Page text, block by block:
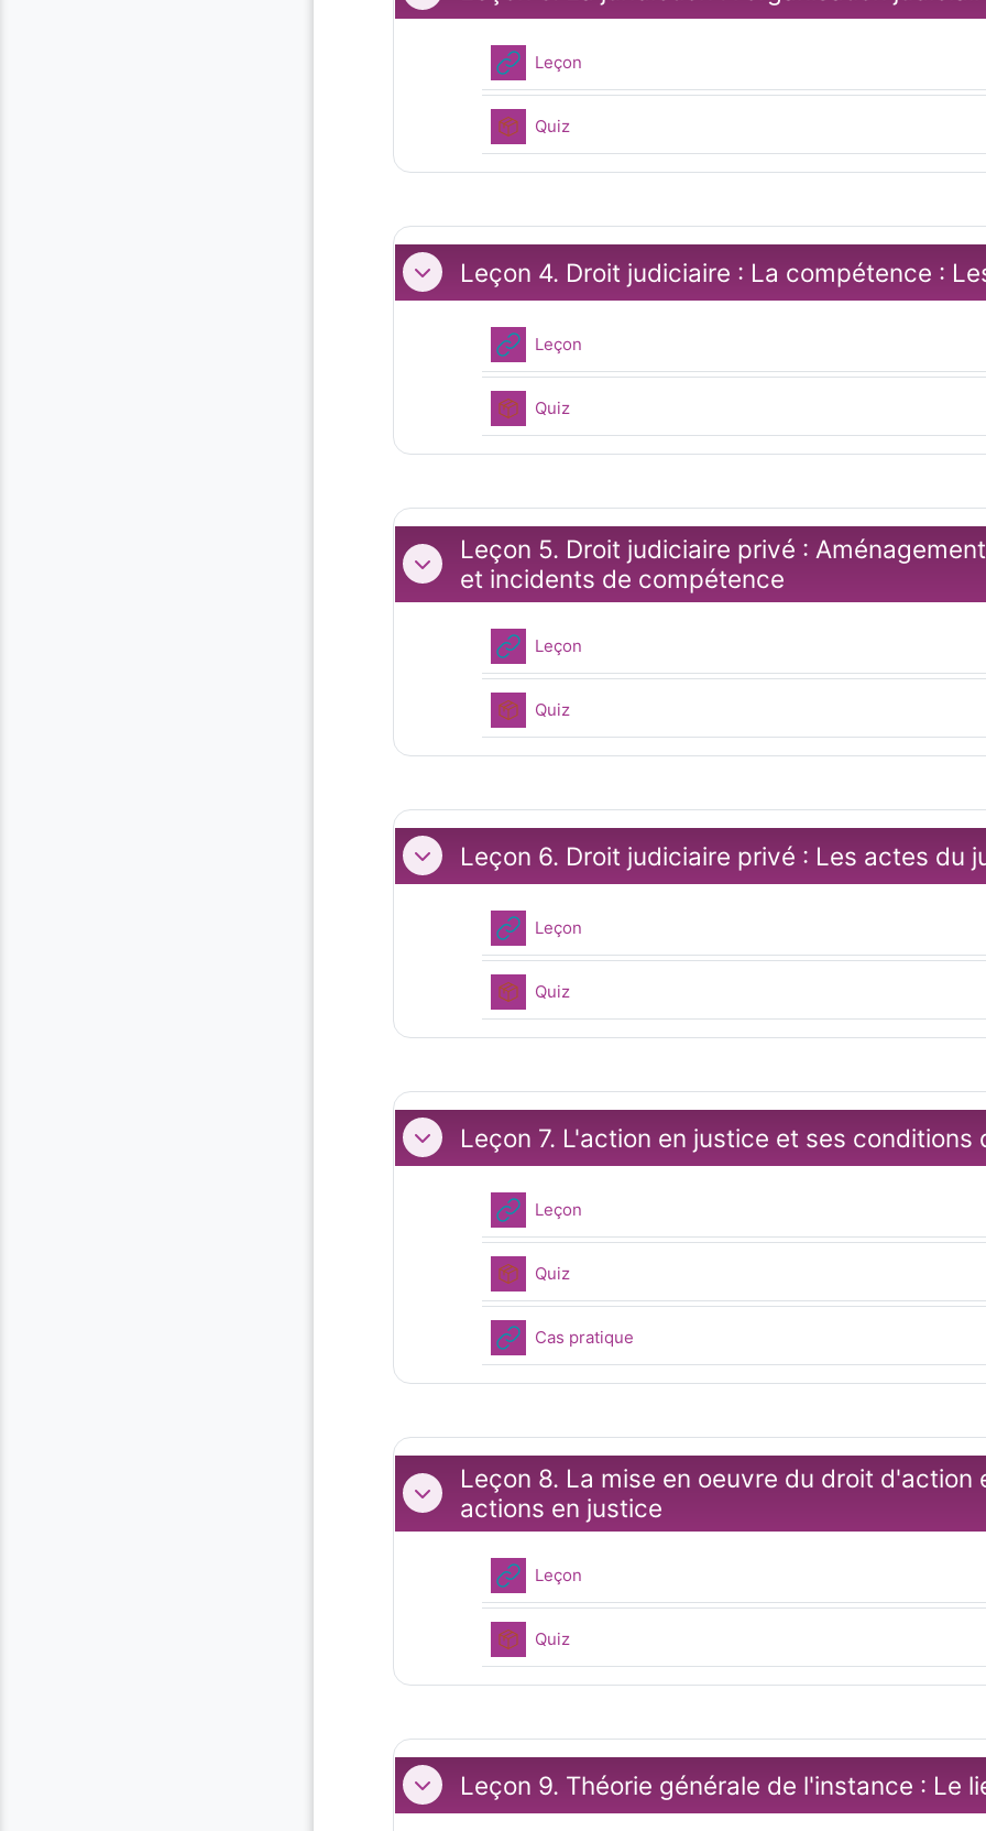
LeçonURL
QuizPaquetage SCORM
ReplierLeçon 4. Droit judiciaire : La compétence :
LeçonURL
QuizPaquetage SCORM
Replier
Leçon 5. Droit judiciaire privé :
et incidents de compétence
LeçonURL
QuizPaquetage SCORM
ReplierLeçon 6. Droit judiciaire privé : Les actes du
LeçonURL
QuizPaquetage SCORM
ReplierLeçon 7. L'action en justice et ses conditions
LeçonURL
QuizPaquetage SCORM
Cas pratiqueURL
Replier
Leçon 8. La mise en oeuvre du droit
actions en justice
LeçonURL
QuizPaquetage SCORM
ReplierLeçon 9. Théorie générale de l'instance : Le